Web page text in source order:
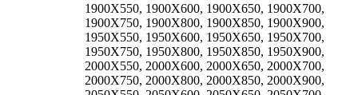
1900X550, 1900X600, 1900X650, 1900X700,
1900X750, 1900X800, 1900X850, 1900X900,
1950X550, 1950X600, 1950X650, 1950X700,
1950X750, 1950X800, 1950X850, 1950X900,
2000X550, 2000X600, 2000X650, 2000X700,
2000X750, 2000X800, 2000X850, 2000X900,